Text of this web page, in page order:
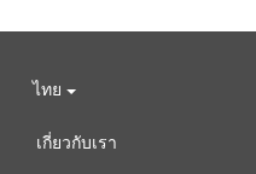
ไทย
เกี่ยวกับเรา